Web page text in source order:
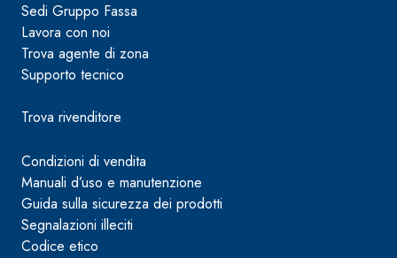
Sedi Gruppo Fassa
Lavora con noi
Trova agente di zona
Supporto tecnico
Trova rivenditore
Condizioni di vendita
Manuali d’uso e manutenzione
Guida sulla sicurezza dei prodotti
Segnalazioni illeciti
Codice etico